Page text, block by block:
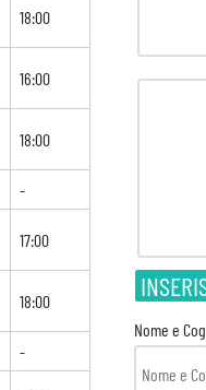
Nome e
18:00
16:00
18:00
-
17:00
18:00
-